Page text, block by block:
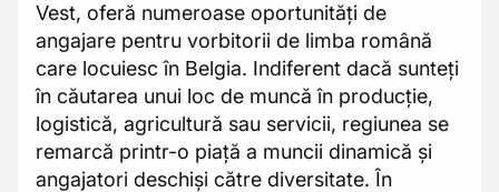
Vest, oferă numeroase oportunități de
angajare pentru vorbitorii de limba română
care locuiesc în Belgia. Indiferent dacă sunteți
în căutarea unui loc de muncă în producție,
logistică, agricultură sau servicii, regiunea se
remarcă printr-o piață a muncii dinamică și
angajatori deschiși către diversitate. În